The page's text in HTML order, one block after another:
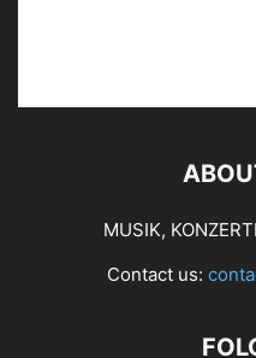
MUSIK,
Contact us: